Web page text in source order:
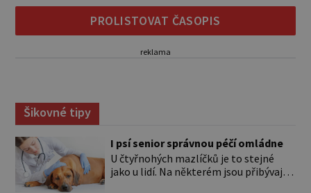
PROLISTOVAT ČASOPIS
reklama
Šikovné tipy
I psí senior správnou péčí omládne
U čtyřnohých mazlíčků je to stejné
jako u lidí. Na některém jsou přibývající